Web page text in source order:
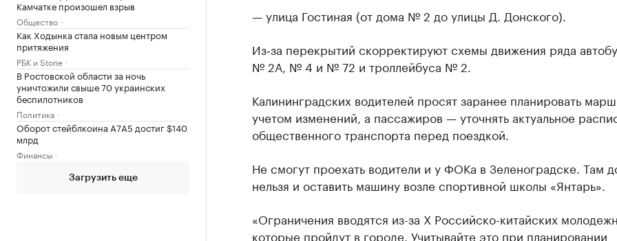
Камчатке произошел взрыв
Общество
Как Ходынка стала новым центром
притяжения
РБК и Stone
В Ростовской области за ночь
уничтожили свыше 70 украинских
беспилотников
Политика
Оборот стейблкоина А7А5 достиг $140
млрд
Финансы
Загрузить еще
— улица Гостиная (от дома № 2 до улицы Д. Донского).
Из‑за перекрытий скорректируют схемы движения ряда
№ 2А, № 4 и № 72 и троллейбуса № 2.
Калининградских водителей просят заранее планировать
учетом изменений, а пассажиров — уточнять актуальное
общественного транспорта перед поездкой.
Не смогут проехать водители и у ФОКа в Зеленоградске. Там
нельзя и оставить машину возле спортивной школы «Янтарь».
«Ограничения вводятся из-за X Российско-китайских
которые пройдут в городе. Учитывайте это при планировании